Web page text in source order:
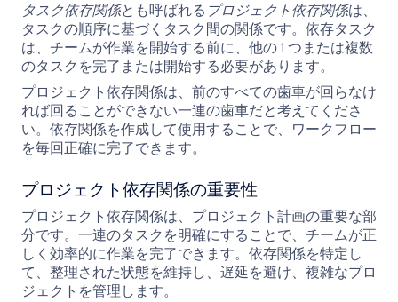
タスク依存関係とも呼ばれる プロジェクト依存関係は、
タスクの順序に基づくタスク間の関係です。依存タスク
は、チームが作業を開始する前に、他の 1 つまたは複数
のタスクを完了または開始する必要があります。
プロジェクト依存関係は、前のすべての歯車が回らなけ
れば回ることができない一連の歯車だと考えてくださ
い。依存関係を作成して使用することで、ワークフロー
を毎回正確に完了できます。
プロジェクト依存関係の重要性
プロジェクト依存関係は、プロジェクト計画の重要な部
分です。一連のタスクを明確にすることで、チームが正
しく効率的に作業を完了できます。依存関係を特定し
て、整理された状態を維持し、遅延を避け、複雑なプロ
ジェクトを管理します。